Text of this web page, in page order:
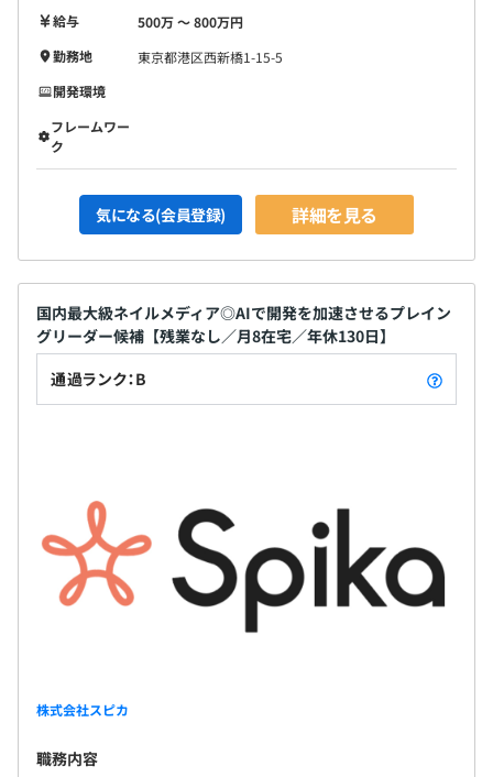
給与
500万 〜 800万円
勤務地
東京都港区西新橋1-15-5
開発環境
フレームワー
ク
気になる(会員登録) 詳細を見る
国内最大級ネイルメディア◎AIで開発を加速させるプレイン
グリーダー候補【残業なし／月8在宅／年休130日】
通過ランク：B
株式会社スピカ
職務内容